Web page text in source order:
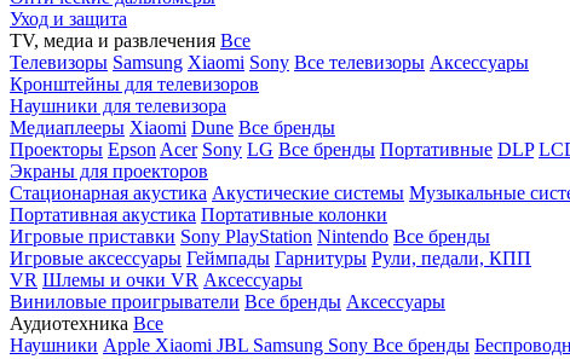
Уход и защита
TV, медиа и развлечения Все
Телевизоры Samsung Xiaomi Sony Все телевизоры Аксессуары
Кронштейны для телевизоров
Наушники для телевизора
Медиаплееры Xiaomi Dune Все бренды
Проекторы Epson Acer Sony LG Все бренды Портативные DLP
Экраны для проекторов
Стационарная акустика Акустические системы Музыкальные
Портативная акустика Портативные колонки
Игровые приставки Sony PlayStation Nintendo Все бренды
Игровые аксессуары Геймпады Гарнитуры Рули, педали, КПП
VR Шлемы и очки VR Аксессуары
Виниловые проигрыватели Все бренды Аксессуары
Аудиотехника Все
Наушники Apple Xiaomi JBL Samsung Sony Все бренды